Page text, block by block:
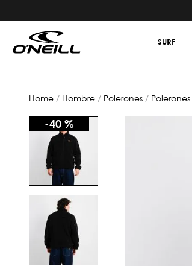
SURF
hombre polerones polerones
-40 %